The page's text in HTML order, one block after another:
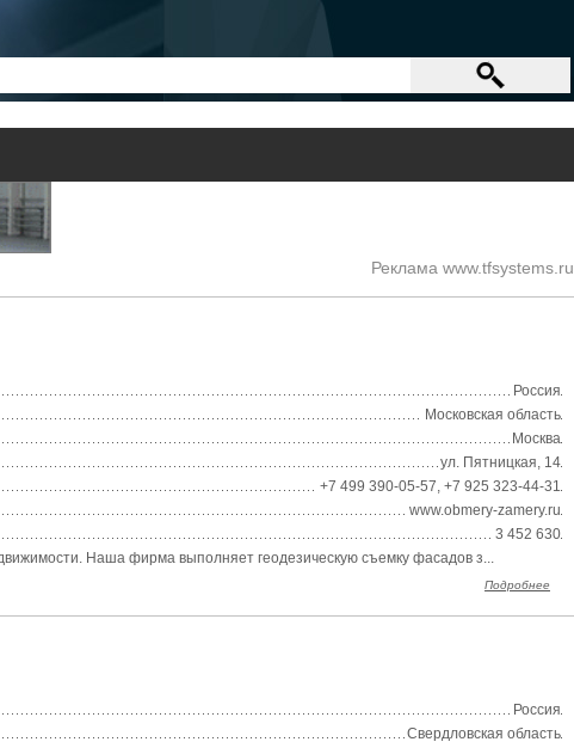
Реклама www.tfsystems.ru
Россия
Московская область
Москва
ул. Пятницкая, 14
+7 499 390-05-57, +7 925 323-44-31
www.obmery-zamery.ru
3 452 630
Наша фирма выполняет геодезическую съемку фасадов з...
Подробнее
Россия
Свердловская область